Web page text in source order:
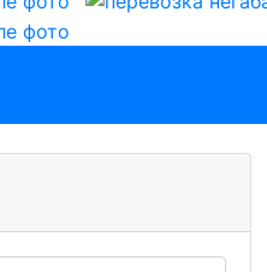
элементы,
различные методы.
крепежные элементы